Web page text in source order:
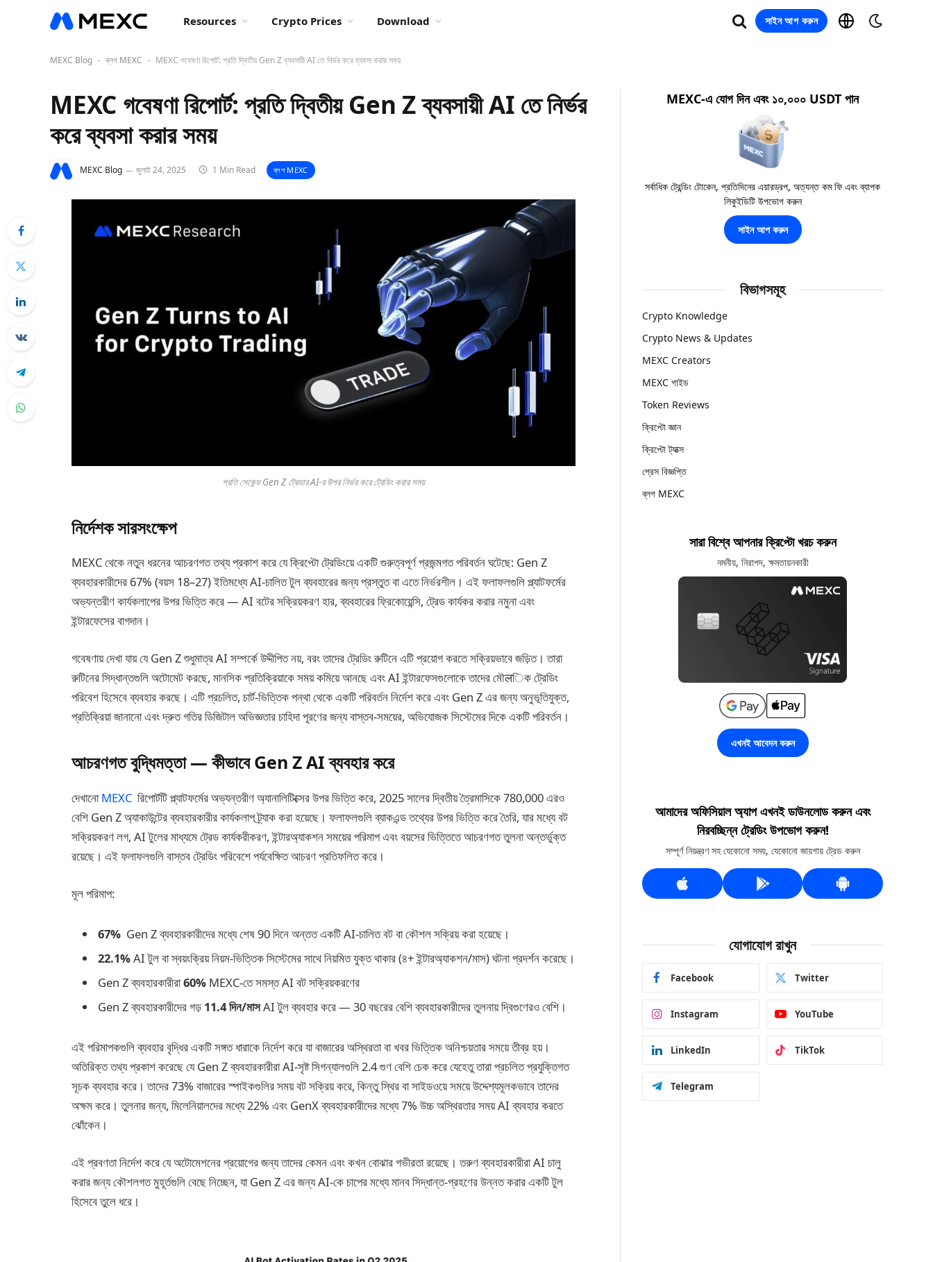
Resources Crypto Prices Download সাইন আপ করুন
MEXC Blog - ব্লগ MEXC - MEXC গবেষণা রিপোর্ট: প্রতি দ্বিতীয় Gen Z ব্যবসায়ী AI তে নির্ভর করে ব্যবসা করার সময়
MEXC গবেষণা রিপোর্ট: প্রতি দ্বিতীয় Gen Z ব্যবসায়ী AI তে নির্ভর
করে ব্যবসা করার সময়
MEXC Blog জুলাই 24, 2025 1 Min Read ব্লগ MEXC
প্রতি সেকেন্ড Gen Z ট্রেডার AI-র উপর নির্ভর করে ট্রেডিং করার সময়
নির্দেশক সারসংক্ষেপ
MEXC থেকে নতুন ধরনের আচরণগত তথ্য প্রকাশ করে যে ক্রিপ্টো ট্রেডিংয়ে একটি গুরুত্বপূর্ণ প্রজন্মগত পরিবর্তন ঘটেছে: Gen Z
ব্যবহারকারীদের 67% (বয়স 18–27) ইতিমধ্যে AI-চালিত টুল ব্যবহারের জন্য প্রস্তুত বা এতে নির্ভরশীল। এই ফলাফলগুলি প্ল্যাটফর্মের
অভ্যন্তরীণ কার্যকলাপের উপর ভিত্তি করে — AI বটের সক্রিয়করণ হার, ব্যবহারের ফ্রিকোয়েন্সি, ট্রেড কার্যকর করার নমুনা এবং
ইন্টারফেসের বাগদান।
গবেষণায় দেখা যায় যে Gen Z শুধুমাত্র AI সম্পর্কে উদ্দীপিত নয়, বরং তাদের ট্রেডিং রুটিনে এটি প্রয়োগ করতে সক্রিয়ভাবে জড়িত। তারা
রুটিনের সিদ্ধান্তগুলি অটোমেট করছে, মানসিক প্রতিক্রিয়াকে সময় কমিয়ে আনছে এবং AI ইন্টারফেসগুলোকে তাদের মৌलিক ট্রেডিং
পরিবেশ হিসেবে ব্যবহার করছে। এটি প্রচলিত, চার্ট-ভিত্তিক পন্থা থেকে একটি পরিবর্তন নির্দেশ করে এবং Gen Z এর জন্য অনুভূতিযুক্ত,
প্রতিক্রিয়া জানানো এবং দ্রুত গতির ডিজিটাল অভিজ্ঞতার চাহিদা পূরণের জন্য বাস্তব-সময়ের, অভিযোজক সিস্টেমের দিকে একটি পরিবর্তন।
আচরণগত বুদ্ধিমত্তা — কীভাবে Gen Z AI ব্যবহার করে
দেখানোMEXC রিপোর্টটি প্ল্যাটফর্মের অভ্যন্তরীণ অ্যানালিটিক্সের উপর ভিত্তি করে, 2025 সালের দ্বিতীয় ত্রৈমাসিকে 780,000 এরও
বেশি Gen Z অ্যাকাউন্টের ব্যবহারকারীর কার্যকলাপ ট্র্যাক করা হয়েছে। ফলাফলগুলি ব্যাকএন্ড তথ্যের উপর ভিত্তি করে তৈরি, যার মধ্যে বট
সক্রিয়করণ লগ, AI টুলের মাধ্যমে ট্রেড কার্যকরীকরণ, ইন্টারঅ্যাকশন সময়ের পরিমাপ এবং বয়সের ভিত্তিতে আচরণগত তুলনা অন্তর্ভুক্ত
রয়েছে। এই ফলাফলগুলি বাস্তব ট্রেডিং পরিবেশে পর্যবেক্ষিত আচরণ প্রতিফলিত করে।
মূল পরিমাপ:
67% Gen Z ব্যবহারকারীদের মধ্যে শেষ 90 দিনে অন্তত একটি AI-চালিত বট বা কৌশল সক্রিয় করা হয়েছে।
22.1%AI টুল বা স্বয়ংক্রিয় নিয়ম-ভিত্তিক সিস্টেমের সাথে নিয়মিত যুক্ত থাকার (৪+ ইন্টারঅ্যাকশন/মাস) ঘটনা প্রদর্শন করেছে।
Gen Z ব্যবহারকারীরা60% MEXC-তে সমস্ত AI বট সক্রিয়করণের
Gen Z ব্যবহারকারীদের গড় 11.4 দিন/মাসAI টুল ব্যবহার করে — 30 বছরের বেশি ব্যবহারকারীদের তুলনায় দ্বিগুণেরও বেশি।
এই পরিমাপকগুলি ব্যবহার বৃদ্ধির একটি সঙ্গত ধারাকে নির্দেশ করে যা বাজারের অস্থিরতা বা খবর ভিত্তিক অনিশ্চয়তার সময়ে তীব্র হয়।
অতিরিক্ত তথ্য প্রকাশ করেছে যে Gen Z ব্যবহারকারীরা AI-সৃষ্ট সিগন্যালগুলি 2.4 গুণ বেশি চেক করে যেহেতু তারা প্রচলিত প্রযুক্তিগত
সূচক ব্যবহার করে। তাদের 73% বাজারের স্পাইকগুলির সময় বট সক্রিয় করে, কিন্তু স্থির বা সাইডওয়ে সময়ে উদ্দেশ্যমূলকভাবে তাদের
অক্ষম করে। তুলনার জন্য, মিলেনিয়ালদের মধ্যে 22% এবং GenX ব্যবহারকারীদের মধ্যে 7% উচ্চ অস্থিরতার সময় AI ব্যবহার করতে
ঝোঁকেন।
এই প্রবণতা নির্দেশ করে যে অটোমেশনের প্রয়োগের জন্য তাদের কেমন এবং কখন বোঝার গভীরতা রয়েছে। তরুণ ব্যবহারকারীরা AI চালু
করার জন্য কৌশলগত মুহূর্তগুলি বেছে নিচ্ছেন, যা Gen Z এর জন্য AI-কে চাপের মধ্যে মানব সিদ্ধান্ত-গ্রহণের উন্নত করার একটি টুল
হিসেবে তুলে ধরে।
MEXC-এ যোগ দিন এবং ১০,০০০ USDT পান
সর্বাধিক ট্রেন্ডিং টোকেন, প্রতিদিনের এয়ারড্রপ, অত্যন্ত কম ফি এবং ব্যাপক
লিকুইডিটি উপভোগ করুন
সাইন আপ করুন
বিভাগসমূহ
Crypto Knowledge
Crypto News & Updates
MEXC Creators
MEXC গাইড
Token Reviews
ক্রিপ্টো জ্ঞান
ক্রিপ্টো ট্যাক্স
প্রেস বিজ্ঞপ্তি
ব্লগ MEXC
সারা বিশ্বে আপনার ক্রিপ্টো খরচ করুন
নমনীয়, নিরাপদ, ক্ষমতায়নকারী
এখনই আবেদন করুন
আমাদের অফিসিয়াল অ্যাপ এখনই ডাউনলোড করুন এবং
নিরবচ্ছিন্ন ট্রেডিং উপভোগ করুন!
সম্পূর্ণ নিয়ন্ত্রণ সহ যেকোনো সময়, যেকোনো জায়গায় ট্রেড করুন
যোগাযোগ রাখুন
Facebook Twitter
Instagram YouTube
LinkedIn TikTok
Telegram